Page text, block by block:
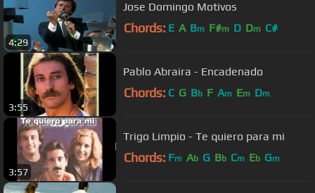
4:29
Jose Domingo Motivos
Chords: E A Bm F#m D Dm C#
3:55
Pablo Abraira - Encadenado
Chords: C G Bb F Am Em Dm
3:57
Trigo Limpio - Te quiero para mi
Chords: Fm Ab G Bb Cm Eb Gm